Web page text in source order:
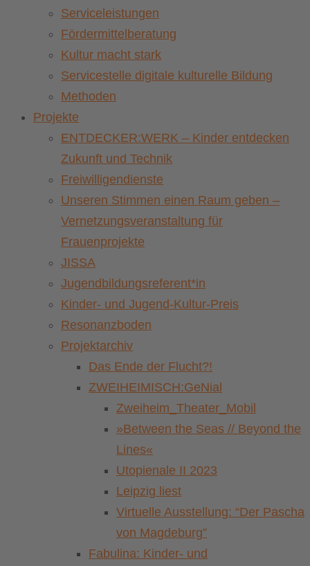
Serviceleistungen
Fördermittelberatung
Kultur macht stark
Servicestelle digitale kulturelle Bildung
Methoden
Projekte
ENTDECKER:WERK – Kinder entdecken
Zukunft und Technik
Freiwilligendienste
Unseren Stimmen einen Raum geben –
Vernetzungsveranstaltung für
Frauenprojekte
JISSA
Jugendbildungsreferent*in
Kinder- und Jugend-Kultur-Preis
Resonanzboden
Projektarchiv
Das Ende der Flucht?!
ZWEIHEIMISCH:GeNial
Zweiheim_Theater_Mobil
»Between the Seas // Beyond the
Lines«
Utopienale II 2023
Leipzig liest
Virtuelle Ausstellung: “Der Pascha
von Magdeburg”
Fabulina: Kinder- und